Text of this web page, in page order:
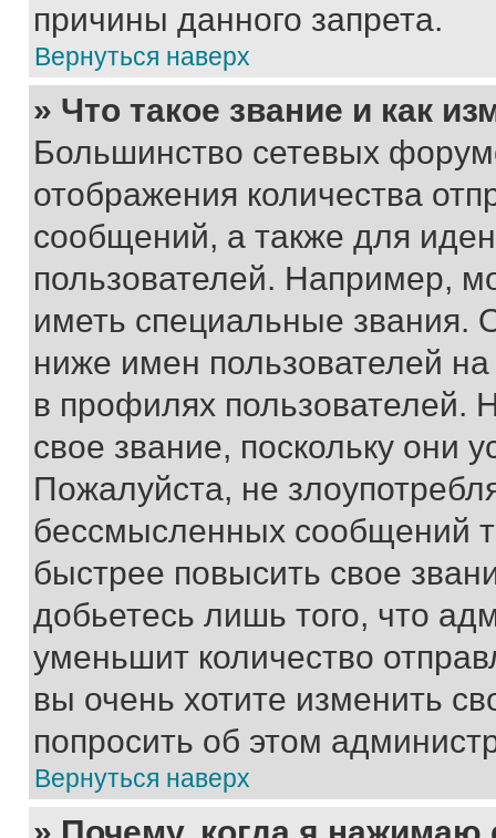
причины данного запрета.
Вернуться наверх
» Что такое звание и как
Большинство сетевых
отображения количества
сообщений, а также для
пользователей. Например,
иметь специальные звания.
ниже имен пользователей
в профилях
свое звание, поскольку они
Пожалуйста, не
бессмысленных сообщений
быстрее повысить свое
добьетесь лишь того, что
уменьшит количество
вы очень хотите изменить
попросить об этом
Вернуться наверх